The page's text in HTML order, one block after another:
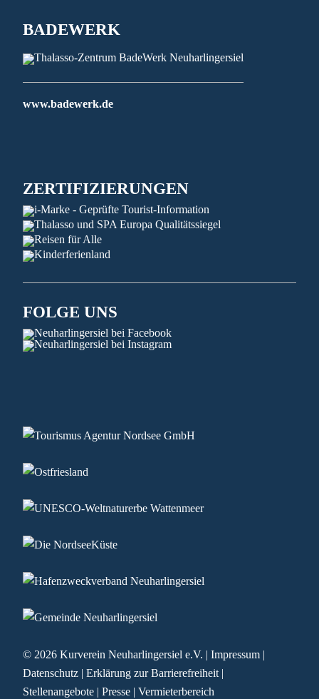
BADEWERK
www.badewerk.de
ZERTIFIZIERUNGEN
FOLGE UNS
© 2026 Kurverein Neuharlingersiel e.V. | Impressum |
Datenschutz | Erklärung zur Barrierefreiheit |
Stellenangebote | Presse | Vermieterbereich